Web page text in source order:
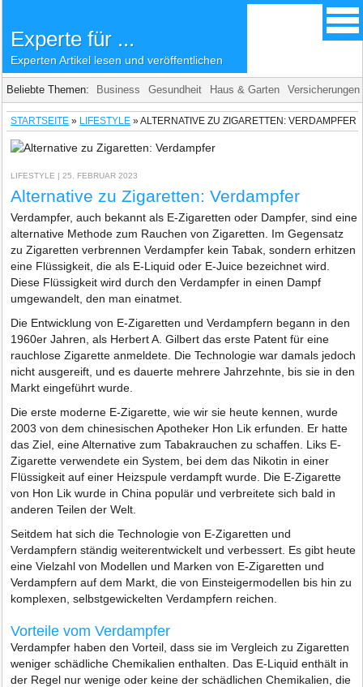
Experte für ...
Experten Artikel lesen und veröffentlichen
Beliebte Themen: Business Gesundheit Haus & Garten Versicherungen
STARTSEITE » LIFESTYLE »ALTERNATIVE ZU ZIGARETTEN: VERDAMPFER
LIFESTYLE | 25. FEBRUAR 2023
Alternative zu Zigaretten: Verdampfer
Verdampfer, auch bekannt als E-Zigaretten oder Dampfer, sind eine
alternative Methode zum Rauchen von Zigaretten. Im Gegensatz
zu Zigaretten verbrennen Verdampfer kein Tabak, sondern erhitzen
eine Flüssigkeit, die als E-Liquid oder E-Juice bezeichnet wird.
Diese Flüssigkeit wird durch den Verdampfer in einen Dampf
umgewandelt, den man einatmet.
Die Entwicklung von E-Zigaretten und Verdampfern begann in den
1960er Jahren, als Herbert A. Gilbert das erste Patent für eine
rauchlose Zigarette anmeldete. Die Technologie war damals jedoch
nicht ausgereift, und es dauerte mehrere Jahrzehnte, bis sie in den
Markt eingeführt wurde.
Die erste moderne E-Zigarette, wie wir sie heute kennen, wurde
2003 von dem chinesischen Apotheker Hon Lik erfunden. Er hatte
das Ziel, eine Alternative zum Tabakrauchen zu schaffen. Liks E-
Zigarette verwendete ein System, bei dem das Nikotin in einer
Flüssigkeit auf einer Heizspule verdampft wurde. Die E-Zigarette
von Hon Lik wurde in China populär und verbreitete sich bald in
anderen Teilen der Welt.
Seitdem hat sich die Technologie von E-Zigaretten und
Verdampfern ständig weiterentwickelt und verbessert. Es gibt heute
eine Vielzahl von Modellen und Marken von E-Zigaretten und
Verdampfern auf dem Markt, die von Einsteigermodellen bis hin zu
komplexen, selbstgewickelten Verdampfern reichen.
Vorteile vom Verdampfer
Verdampfer haben den Vorteil, dass sie im Vergleich zu Zigaretten
weniger schädliche Chemikalien enthalten. Das E-Liquid enthält in
der Regel nur wenige oder keine der schädlichen Chemikalien, die